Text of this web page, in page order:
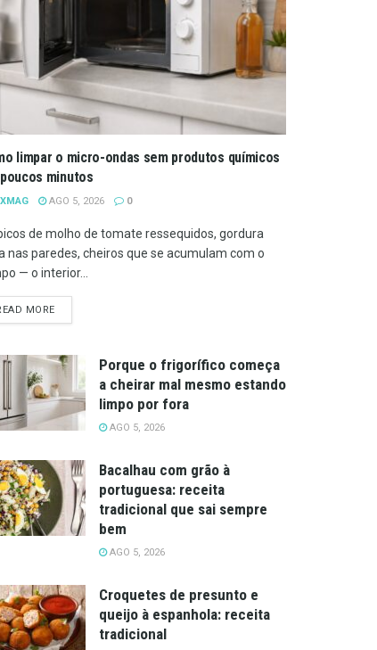
limpar o micro-ondas sem produtos químicos
minutos
AGO 5, 2026 0
de molho de tomate ressequidos, gordura
nas paredes, cheiros que se acumulam com o
— o interior...
MOREDETAILS
Porque o frigorífico começa
a cheirar mal mesmo estando
limpo por fora
AGO 5, 2026
Bacalhau com grão à
portuguesa: receita
tradicional que sai sempre
bem
AGO 5, 2026
Croquetes de presunto e
queijo à espanhola: receita
tradicional